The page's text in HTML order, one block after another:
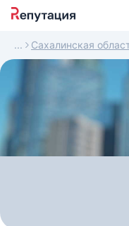
Сахалинская